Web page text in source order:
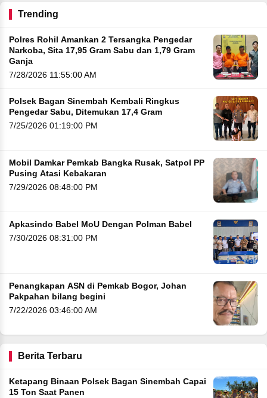
Trending
Polres Rohil Amankan 2 Tersangka Pengedar
Narkoba, Sita 17,95 Gram Sabu dan 1,79 Gram
Ganja
7/28/2026 11:55:00 AM
Polsek Bagan Sinembah Kembali Ringkus
Pengedar Sabu, Ditemukan 17,4 Gram
7/25/2026 01:19:00 PM
Mobil Damkar Pemkab Bangka Rusak, Satpol PP
Pusing Atasi Kebakaran
7/29/2026 08:48:00 PM
Apkasindo Babel MoU Dengan Polman Babel
7/30/2026 08:31:00 PM
Penangkapan ASN di Pemkab Bogor, Johan
Pakpahan bilang begini
7/22/2026 03:46:00 AM
Berita Terbaru
Ketapang Binaan Polsek Bagan Sinembah Capai
15 Ton Saat Panen